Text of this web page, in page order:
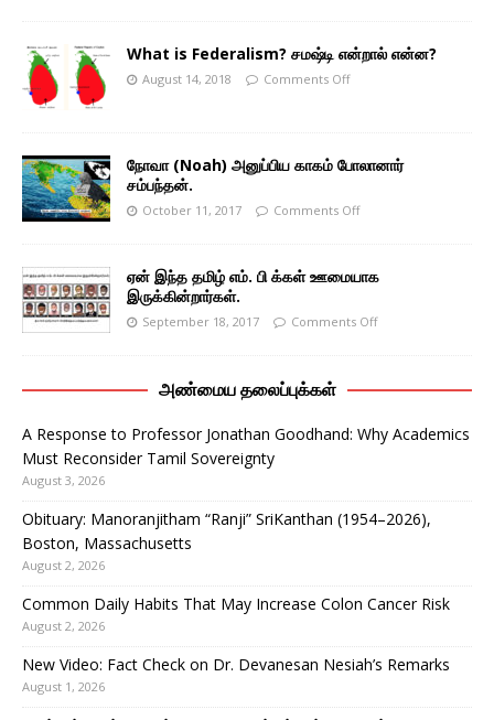
What is Federalism? சமஷ்டி என்றால் என்ன?
August 14, 2018 Comments Off
நோவா (Noah) அனுப்பிய காகம் போலானார்
சம்பந்தன்.
October 11, 2017 Comments Off
ஏன் இந்த தமிழ் எம். பி க்கள் ஊமையாக
இருக்கின்றார்கள்.
September 18, 2017 Comments Off
அண்மைய தலைப்புக்கள்
A Response to Professor Jonathan Goodhand: Why Academics
Must Reconsider Tamil Sovereignty
August 3, 2026
Obituary: Manoranjitham “Ranji” SriKanthan (1954–2026),
Boston, Massachusetts
August 2, 2026
Common Daily Habits That May Increase Colon Cancer Risk
August 2, 2026
New Video: Fact Check on Dr. Devanesan Nesiah’s Remarks
August 1, 2026